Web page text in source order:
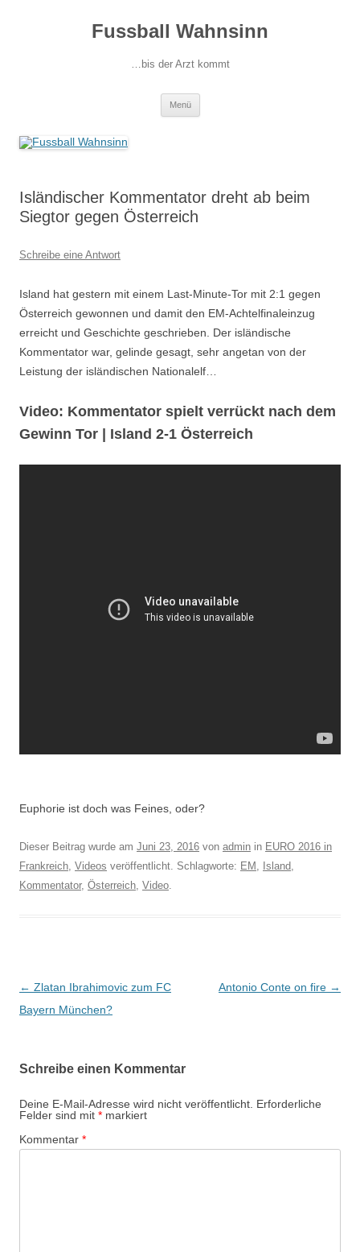
Fussball Wahnsinn
…bis der Arzt kommt
Menü
Isländischer Kommentator dreht ab beim
Siegtor gegen Österreich
Schreibe eine Antwort
Island hat gestern mit einem Last-Minute-Tor mit 2:1 gegen
Österreich gewonnen und damit den EM-Achtelfinaleinzug
erreicht und Geschichte geschrieben. Der isländische
Kommentator war, gelinde gesagt, sehr angetan von der
Leistung der isländischen Nationalelf…
Video: Kommentator spielt verrückt nach dem
Gewinn Tor | Island 2-1 Österreich
Euphorie ist doch was Feines, oder?
Dieser Beitrag wurde am Juni 23, 2016 von admin in EURO 2016 in
Frankreich, Videos veröffentlicht. Schlagworte: EM , Island,
Kommentator, Österreich, Video.
Beitrags-
Navigation
← Zlatan Ibrahimovic zum FC
Bayern München?
Antonio Conte on fire →
Schreibe einen Kommentar
Deine E-Mail-Adresse wird nicht veröffentlicht. Erforderliche
Felder sind mit * markiert
Kommentar *